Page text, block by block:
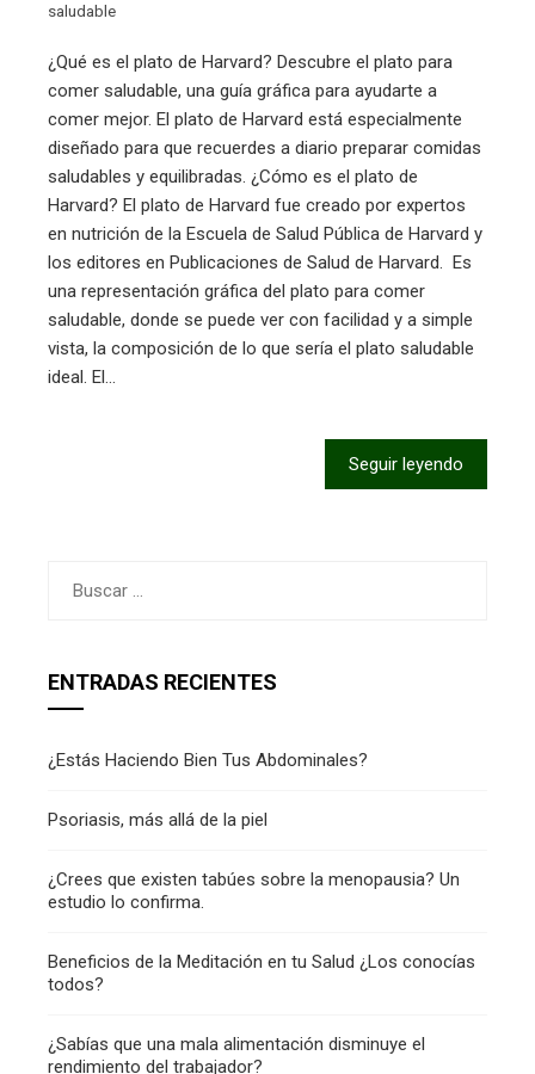
saludable
¿Qué es el plato de Harvard? Descubre el plato para
comer saludable, una guía gráfica para ayudarte a
comer mejor. El plato de Harvard está especialmente
diseñado para que recuerdes a diario preparar comidas
saludables y equilibradas. ¿Cómo es el plato de
Harvard? El plato de Harvard fue creado por expertos
en nutrición de la Escuela de Salud Pública de Harvard y
los editores en Publicaciones de Salud de Harvard. Es
una representación gráfica del plato para comer
saludable, donde se puede ver con facilidad y a simple
vista, la composición de lo que sería el plato saludable
ideal. El…
Seguir leyendo
ENTRADAS RECIENTES
¿Estás Haciendo Bien Tus Abdominales?
Psoriasis, más allá de la piel
¿Crees que existen tabúes sobre la menopausia? Un
estudio lo confirma.
Beneficios de la Meditación en tu Salud ¿Los conocías
todos?
¿Sabías que una mala alimentación disminuye el
rendimiento del trabajador?